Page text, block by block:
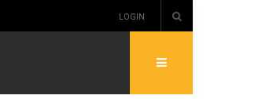
LOGIN